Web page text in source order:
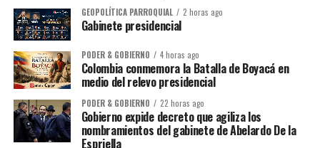
GEOPOLÍTICA PARROQUIAL 2 horas ago
Gabinete presidencial
PODER & GOBIERNO 4 horas ago
Colombia conmemora la Batalla de Boyacá en
medio del relevo presidencial
PODER & GOBIERNO 22 horas ago
Gobierno expide decreto que agiliza los
nombramientos del gabinete de Abelardo De la
Espriella